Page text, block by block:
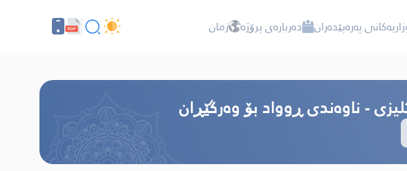
پەرەپێدەران دەربارەی پرۆژە زمان
- ناوەندی ڕوواد بۆ وەرگێڕان